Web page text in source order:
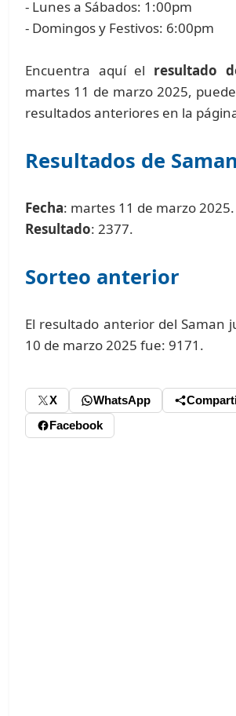
- Lunes a Sábados: 1:00pm
- Domingos y Festivos: 6:00pm
Encuentra aquí el resultado
martes 11 de marzo 2025,
resultados anteriores en la
Resultados de Saman
Fecha: martes 11 de marzo 2025.
Resultado: 2377.
Sorteo anterior
El resultado anterior del Saman
10 de marzo 2025 fue: 9171.
X WhatsApp
Facebook